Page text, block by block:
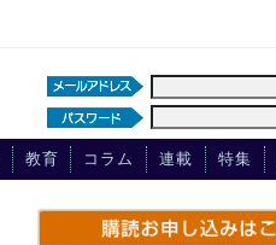
教育 コラム 連載 特集